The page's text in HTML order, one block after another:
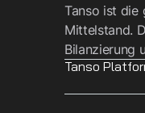
Tanso ist die
Mittelstand.
Bilanzierung
Tanso